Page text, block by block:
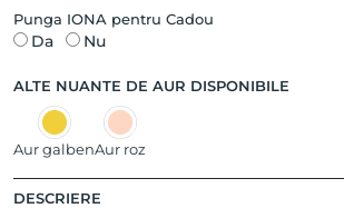
Punga IONA pentru Cadou
Da Nu
ALTE NUANTE DE AUR DISPONIBILE
Aur galbenAur roz
DESCRIERE